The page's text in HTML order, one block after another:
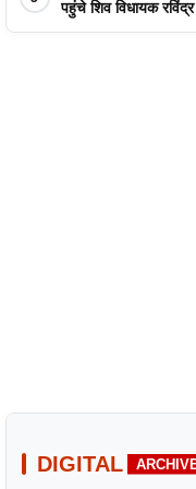
पहुंचे शिव विधायक रविंद्र
DIGITAL